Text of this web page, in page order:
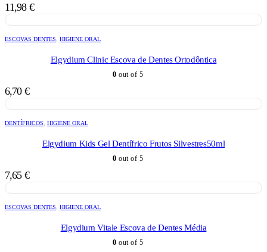
11,98 €
ESCOVAS DENTES HIGIENE ORAL
Elgydium Clinic Escova de Dentes Ortodôntica
0 out of 5
6,70 €
DENTÍFRICOS HIGIENE ORAL
Elgydium Kids Gel Dentífrico Frutos Silvestres50ml
0 out of 5
7,65 €
ESCOVAS DENTES HIGIENE ORAL
Elgydium Vitale Escova de Dentes Média
0 out of 5